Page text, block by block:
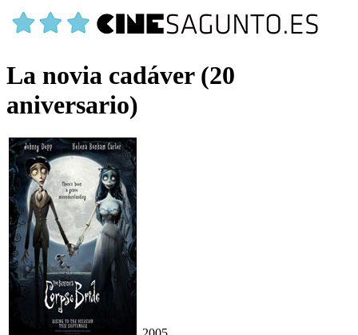
La novia cadáver (20
aniversario)